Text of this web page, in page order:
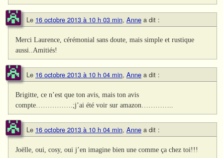
Le 16 octobre 2013 à 10 h 03 min, Anne a dit :
Merci Laurence, cérémonial sans doute, mais simple et rustique
aussi..Amitiés!
Le 16 octobre 2013 à 10 h 04 min, Anne a dit :
Brigitte, ce n’est que ton avis, mais ton avis
compte…………….;j’ai été voir sur amazon…………..
Le 16 octobre 2013 à 10 h 04 min, Anne a dit :
Joëlle, oui, cosy, oui j’en imagine bien une comme ça chez toi!!!